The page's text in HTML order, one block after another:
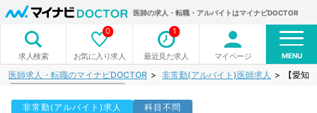
医師の求人・転職・アルバイトはマイナビDOCTOR
求人検索 お気に入り求人
0
最近見た求人
1
マイページ MENU
医師求人・転職のマイナビDOCTOR 非常勤(アルバイト)医師求人 【愛知
非常勤(アルバイト)求人 科目不問